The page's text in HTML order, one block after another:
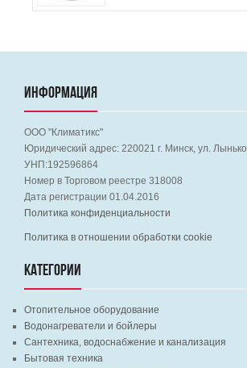
ИНФОРМАЦИЯ
ООО "Климатикс"
Юридический адрес: 220021 г. Минск, ул.
УНП:192596864
Номер в Торговом реестре 318008
Дата регистрации 01.04.2016
Политика конфиденциальности
Политика в отношении обработки cookie
КАТЕГОРИИ
Отопительное оборудование
Водонагреватели и бойлеры
Сантехника, водоснабжение и канализация
Бытовая техника